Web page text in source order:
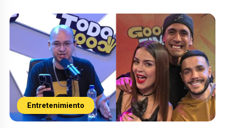
Entretenimiento